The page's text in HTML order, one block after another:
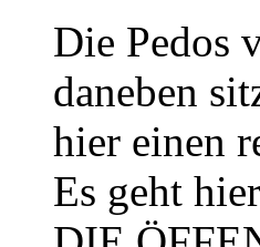
Die Pedos
daneben
hier einen
Es geht